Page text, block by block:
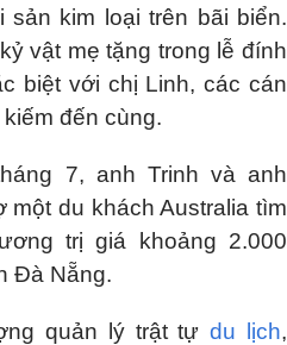
sản kim loại trên bãi biển.
vật mẹ tặng trong lễ đính
biệt với chị Linh, các cán
đến cùng.
7, anh Trinh và anh
du khách Australia tìm
trị giá khoảng 2.000
Đà Nẵng.
quản lý trật tựdu lịch,